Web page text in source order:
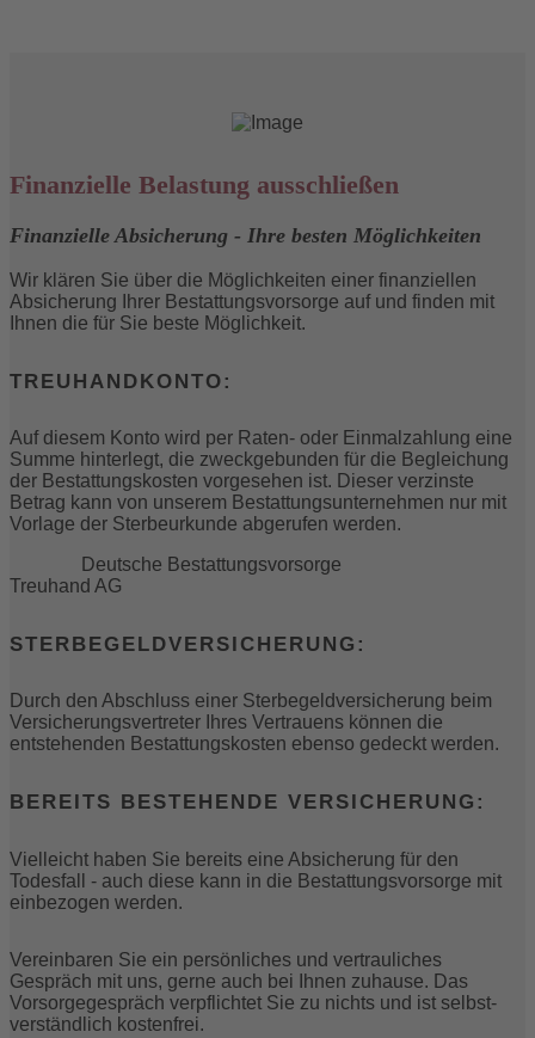
Finanzielle Belastung ausschließen
Finanzielle Absicherung - Ihre besten Möglichkeiten
Wir klären Sie über die Möglichkeiten einer finanziellen
Absicherung Ihrer Bestattungs­vorsorge auf und finden mit
Ihnen die für Sie beste Möglichkeit.
TREUHANDKONTO:
Auf diesem Konto wird per Raten- oder Einmal­zahlung eine
Summe hinterlegt, die zweck­gebunden für die Be­gleichung
der Bestattungs­kosten vorgesehen ist. Dieser verzinste
Betrag kann von unserem Bestattungs­unter­nehmen nur mit
Vor­lage der Sterbeur­kunde abgerufen werden.
Deutsche Bestattungsvorsorge
Treuhand AG
STERBEGELDVERSICHERUNG:
Durch den Ab­schluss einer Sterbegeld­versicherung beim
Versicherungsvertreter Ihres Vertrauens können die
entstehenden Bestattungs­kosten ebenso gedeckt werden.
BEREITS BESTEHENDE VERSICHERUNG:
Vielleicht haben Sie bereits eine Ab­sicherung für den
Todesfall - auch diese kann in die Bestattungs­vorsorge mit
einbezogen werden.
Vereinbaren Sie ein persönliches und ver­trauliches
Gespräch mit uns, gerne auch bei Ihnen zuhause. Das
Vorsorge­gespräch ver­pflichtet Sie zu nichts und ist selbst­
verständlich kostenfrei.